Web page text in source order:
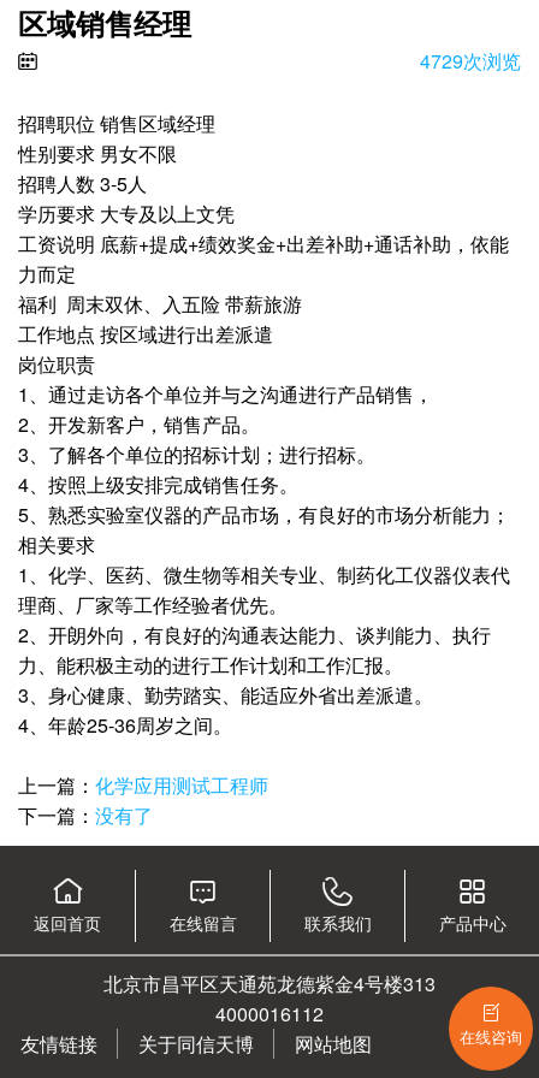
区域销售经理
4729次浏览
招聘职位 销售区域经理
性别要求 男女不限
招聘人数 3-5人
学历要求 大专及以上文凭
工资说明 底薪+提成+绩效奖金+出差补助+通话补助，依能
力而定
福利 周末双休、入五险 带薪旅游
工作地点 按区域进行出差派遣
岗位职责
1、通过走访各个单位并与之沟通进行产品销售，
2、开发新客户，销售产品。
3、了解各个单位的招标计划；进行招标。
4、按照上级安排完成销售任务。
5、熟悉实验室仪器的产品市场，有良好的市场分析能力；
相关要求
1、化学、医药、微生物等相关专业、制药化工仪器仪表代
理商、厂家等工作经验者优先。
2、开朗外向，有良好的沟通表达能力、谈判能力、执行
力、能积极主动的进行工作计划和工作汇报。
3、身心健康、勤劳踏实、能适应外省出差派遣。
4、年龄25-36周岁之间。
上一篇： 化学应用测试工程师
下一篇： 没有了
返回首页 在线留言 联系我们 产品中心
北京市昌平区天通苑龙德紫金4号楼313
4000016112
友情链接
关于同信天博 网站地图 在线咨询